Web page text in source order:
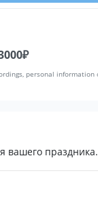
personal information
вашего праздника.